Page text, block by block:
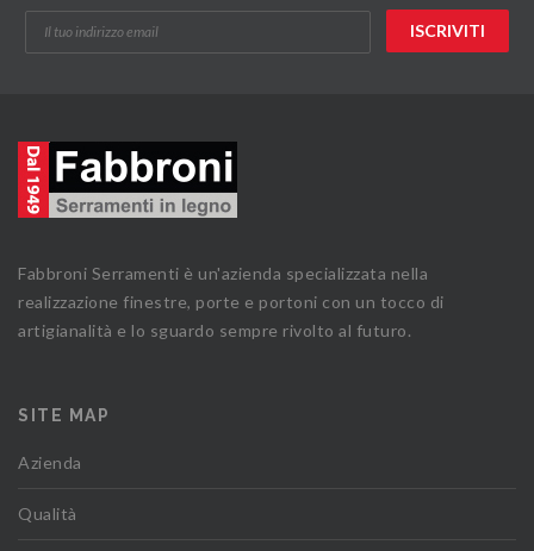
Fabbroni Serramenti è un'azienda specializzata nella
realizzazione finestre, porte e portoni con un tocco di
artigianalità e lo sguardo sempre rivolto al futuro.
SITE MAP
Azienda
Qualità